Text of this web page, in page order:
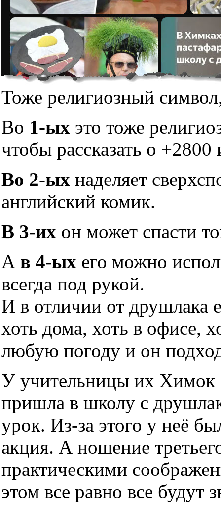
Тоже религиозный
Во 1-ых это тоже
чтобы рассказать о +2800
Во 2-ых наделяет
английский комик.
В 3-их он может спасти
А в 4-ых его можно
всегда под рукой.
И в отличии от друшлака
хоть дома, хоть в офисе,
любую погоду и он
У учительницы их Химок
пришла в школу с
урок. Из-за этого у неё
акция. А ношение
практическими
этом все равно все будут